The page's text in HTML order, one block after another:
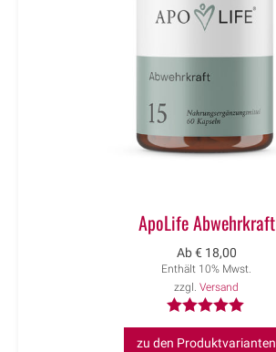
ApoLife Abwehrkraft
Ab € 18,00
Enthält 10% Mwst.
zzgl. Versand
Bewertet mit
5.00
zu den Produktvarianten